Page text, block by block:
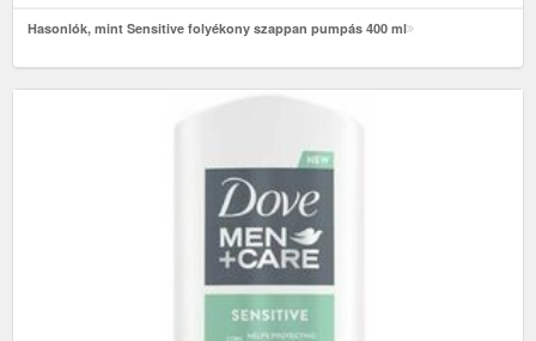
Hasonlók, mint Sensitive folyékony szappan pumpás 400 ml